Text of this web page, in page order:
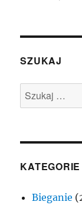
SZUKAJ
Szukaj:
KATEGORIE
Bieganie